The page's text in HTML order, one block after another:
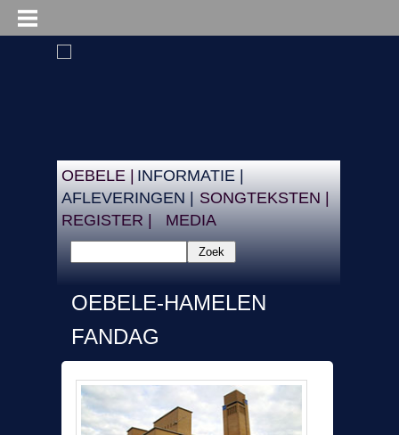
OEBELE-HAMELEN
FANDAG
Zoek
REGISTER |
SONGTEKSTEN |
MEDIA
INFORMATIE |
AFLEVERINGEN |
OEBELE |